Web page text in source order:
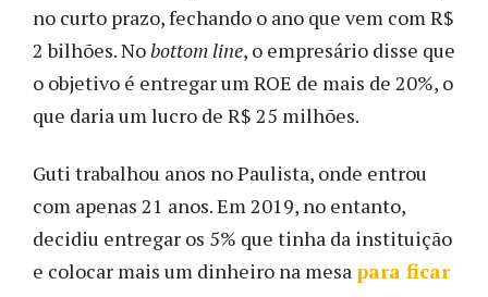
no curto prazo, fechando o ano que vem com R$
2 bilhões. Nobottom line, o empresário disse que
o objetivo é entregar um ROE de mais de 20%, o
que daria um lucro de R$ 25 milhões.
Guti trabalhou anos no Paulista, onde entrou
com apenas 21 anos. Em 2019, no entanto,
decidiu entregar os 5% que tinha da instituição
e colocar mais um dinheiro na mesapara ficar